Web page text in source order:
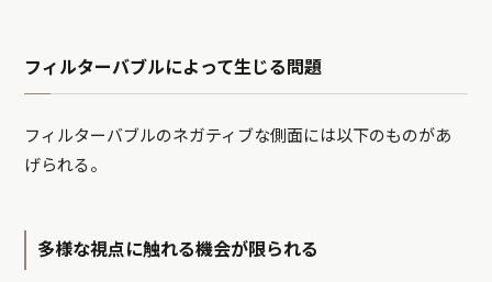
フィルターバブルによって生じる問題
フィルターバブルのネガティブな側面には以下のものがあ
げられる。
多様な視点に触れる機会が限られる